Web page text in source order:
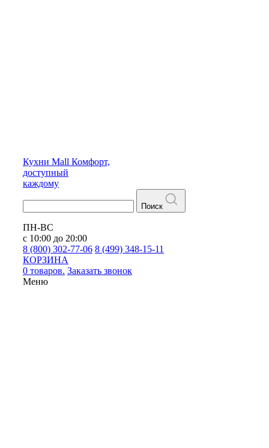
Кухни Mall Комфорт,
доступный
каждому
Поиск
ПН-ВС
с 10:00 до 20:00
8 (800) 302-77-06 8 (499) 348-15-11
КОРЗИНА
0 товаров. Заказать звонок
Меню